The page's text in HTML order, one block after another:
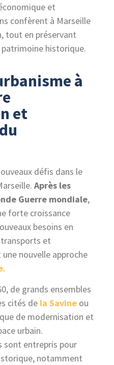
et
confèrent à Marseille
tout en préservant
historique.
à
et
défis dans le
Après les
Guerre mondiale,
forte croissance
besoins en
et
nouvelle approche
.
de grands ensembles
cités de la Savine ou
de modernisation et
urbain.
sont entrepris pour
notamment